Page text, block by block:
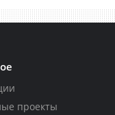
проекты